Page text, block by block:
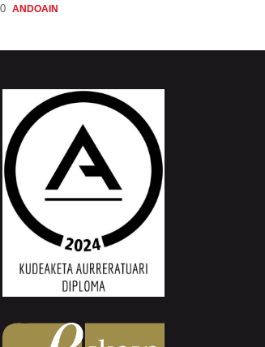
ANDOAIN